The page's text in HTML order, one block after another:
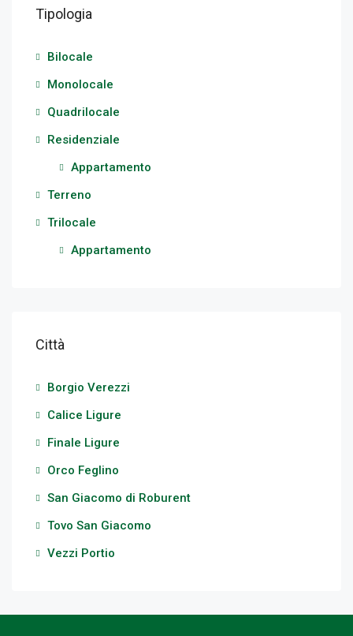
Tipologia
Bilocale
Monolocale
Quadrilocale
Residenziale
Appartamento
Terreno
Trilocale
Appartamento
Città
Borgio Verezzi
Calice Ligure
Finale Ligure
Orco Feglino
San Giacomo di Roburent
Tovo San Giacomo
Vezzi Portio